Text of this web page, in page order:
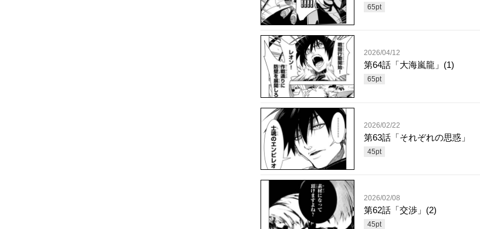
65pt
2026/04/12
第64話「大海嵐龍」(1)
65pt
2026/02/22
第63話「それぞれの思惑」
45pt
2026/02/08
第62話「交渉」(2)
45pt